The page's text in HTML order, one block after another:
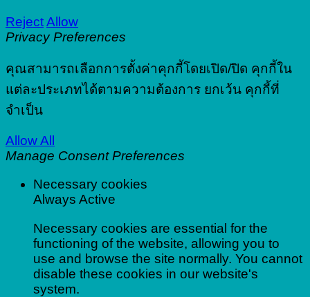
RejectAllow
Privacy Preferences
คุณสามารถเลือกการตั้งค่าคุกกี้โดยเปิด/ปิด คุกกี้ใน
แต่ละประเภทได้ตามความต้องการ ยกเว้น คุกกี้ที่
จำเป็น
Allow All
Manage Consent Preferences
Necessary cookies
Always Active
Necessary cookies are essential for the
functioning of the website, allowing you to
use and browse the site normally. You cannot
disable these cookies in our website's
system.